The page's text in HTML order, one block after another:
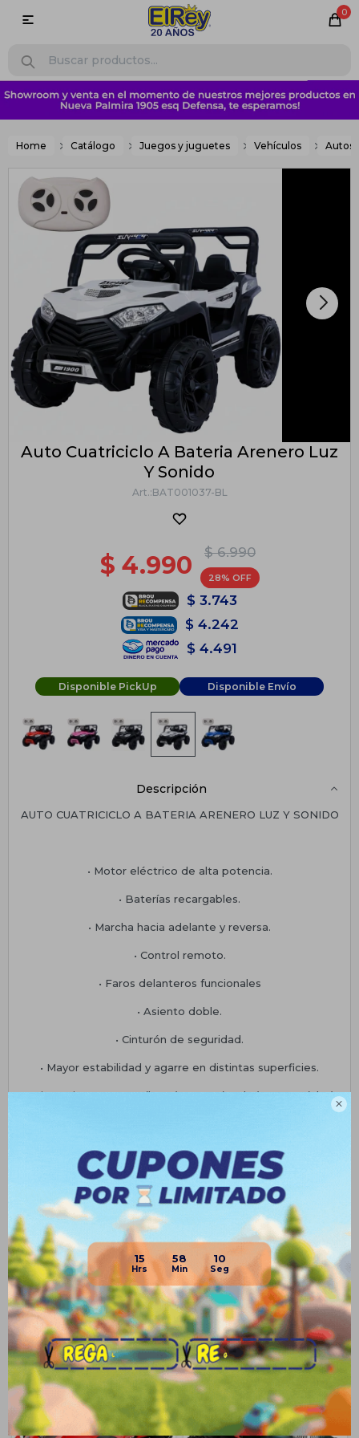

15 58 09
0

Home Catálogo Juegos y juguetes Vehículos Autos
Auto Cuatriciclo A Bateria Arenero Luz
Y Sonido
BAT001037-BL
$ 6.990
$ 4.990 28
$ 3.743
$ 4.242
$ 4.491
Disponible PickUp Disponible Envío
Descripción
AUTO CUATRICICLO A BATERIA ARENERO LUZ Y SONIDO
• Motor eléctrico de alta potencia.
• Baterías recargables.
• Marcha hacia adelante y reversa.
• Control remoto.
• Faros delanteros funcionales
• Asiento doble.
• Cinturón de seguridad.
• Mayor estabilidad y agarre en distintas superficies.
• Dimensiones: 108cm (largo) x 61cm (ancho) x 62cm (alto)
Envíos
Medios de pago
Productos que te pueden interesar